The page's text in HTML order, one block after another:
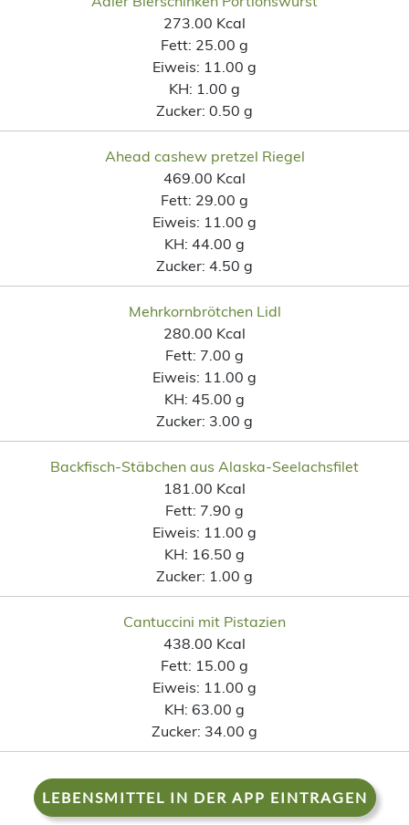
273.00 Kcal
Fett: 25.00 g
Eiweis: 11.00 g
KH: 1.00 g
Zucker: 0.50 g
Ahead cashew pretzel Riegel
469.00 Kcal
Fett: 29.00 g
Eiweis: 11.00 g
KH: 44.00 g
Zucker: 4.50 g
Mehrkornbrötchen Lidl
280.00 Kcal
Fett: 7.00 g
Eiweis: 11.00 g
KH: 45.00 g
Zucker: 3.00 g
Backfisch-Stäbchen aus Alaska-Seelachsfilet
181.00 Kcal
Fett: 7.90 g
Eiweis: 11.00 g
KH: 16.50 g
Zucker: 1.00 g
Cantuccini mit Pistazien
438.00 Kcal
Fett: 15.00 g
Eiweis: 11.00 g
KH: 63.00 g
Zucker: 34.00 g
LEBENSMITTEL IN DER APP EINTRAGEN